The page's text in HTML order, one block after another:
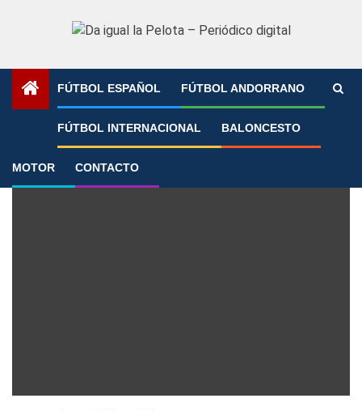
FÚTBOL ESPAÑOL FÚTBOL ANDORRANO
FÚTBOL INTERNACIONAL BALONCESTO
MOTOR CONTACTO
»
Elche